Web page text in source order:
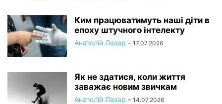
Ким працюватимуть наші діти в
епоху штучного інтелекту
Анатолій Лазар - 17.07.2026
Як не здатися, коли життя
заважає новим звичкам
Анатолій Лазар - 14.07.2026